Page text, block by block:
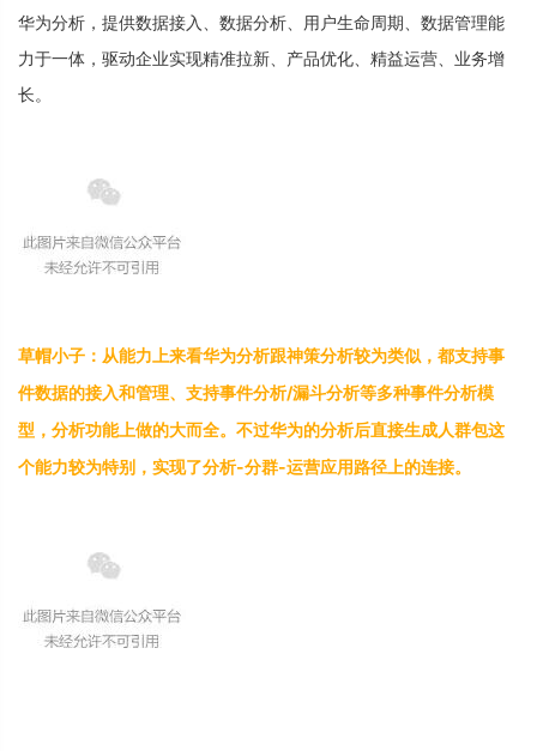
华为分析 ， 提供数据接入、 数据分析、 用户生命周期、 数据管理能
力于一体 ， 驱动企业实现精准拉新、 产品优化、 精益运营、 业务增
长。
草帽小子 ： 从能力 上来看华为分析跟神策分析较为类似 ， 都支持事
件数据的接入和管理、 支持事件分析/漏斗分析等多种事件分析模
型 ， 分析功能上做的大而全。 不过华为的分析后直接生成人群包这
个能力较为特别 ， 实现了分析-分群-运营应用路径 上的连接。